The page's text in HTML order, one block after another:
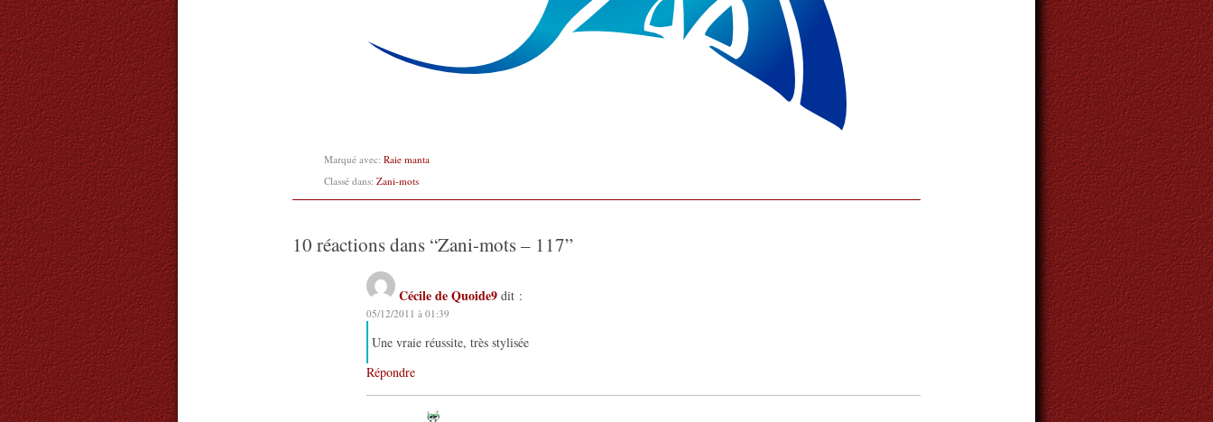
Marqué avec: Raie manta
Classé dans: Zani-mots
10 réactions dans “Zani-mots – 117”
Cécile de Quoide9 dit :
05/12/2011 à 01:39
Une vraie réussite, très stylisée
Répondre